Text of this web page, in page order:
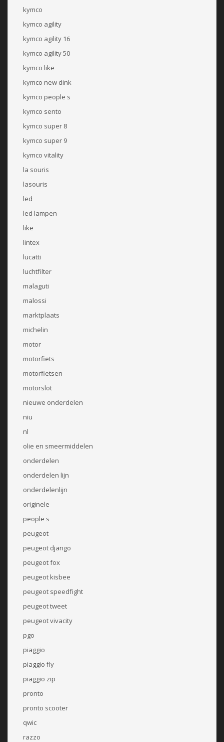
kymco
kymco agility
kymco agility 16
kymco agility 50
kymco like
kymco new dink
kymco people s
kymco sento
kymco super 8
kymco super 9
kymco vitality
la souris
lasouris
led
led lampen
like
lintex
lucatti
luchtfilter
malaguti
malossi
marktplaats
michelin
motor
motorfiets
motorfietsen
motorslot
nieuwe onderdelen
niu
nl
olie en smeermiddelen
onderdelen
onderdelen lijn
onderdelenlijn
originele
people s
peugeot
peugeot django
peugeot fox
peugeot kisbee
peugeot speedfight
peugeot tweet
peugeot vivacity
pgo
piaggio
piaggio fly
piaggio zip
pronto
pronto scooter
qwic
razzo